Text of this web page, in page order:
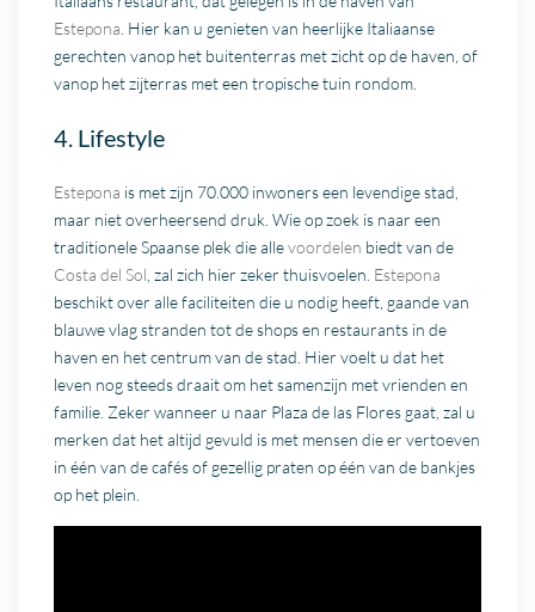
Estepona . Hier kan u genieten van heerlijke Italiaanse
gerechten vanop het buitenterras met zicht op de haven, of
vanop het zijterras met een tropische tuin rondom.
4. Lifestyle
Estepona is met zijn 70.000 inwoners een levendige stad,
maar niet overheersend druk. Wie op zoek is naar een
traditionele Spaanse plek die allevoordelen biedt van de
Costa del Sol , zal zich hier zeker thuisvoelen. Estepona
beschikt over alle faciliteiten die u nodig heeft, gaande van
blauwe vlag stranden tot de shops en restaurants in de
haven en het centrum van de stad. Hier voelt u dat het
leven nog steeds draait om het samenzijn met vrienden en
familie. Zeker wanneer u naar Plaza de las Flores gaat, zal u
merken dat het altijd gevuld is met mensen die er vertoeven
in één van de cafés of gezellig praten op één van de bankjes
op het plein.